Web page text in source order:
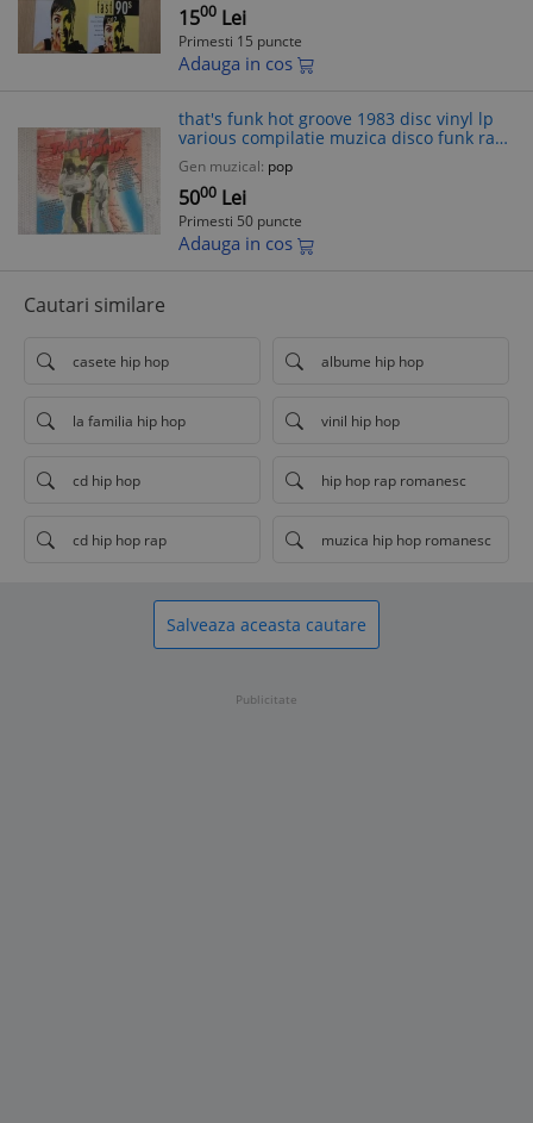
1500 Lei
Primesti 15 puncte
Adauga in cos
that's funk hot groove 1983 disc vinyl lp
various compilatie muzica disco funk rap
hip hop electro '80 VG+
Gen muzical: pop
5000 Lei
Primesti 50 puncte
Adauga in cos
Cautari similare
casete hip hop albume hip hop
la familia hip hop vinil hip hop
cd hip hop hip hop rap romanesc
cd hip hop rap muzica hip hop romanesc
Salveaza aceasta cautare
Publicitate